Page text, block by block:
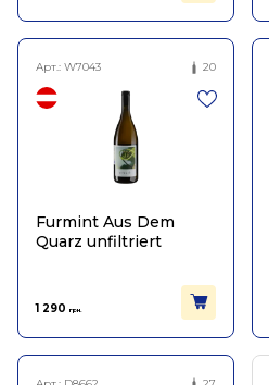
Арт.: W7043 20
Furmint Aus Dem
Quarz unfiltriert
1 290 грн.